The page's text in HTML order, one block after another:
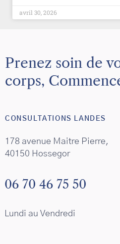
avril 30, 2026
Prenez soin de
corps,
CONSULTATIONS LANDES
178 avenue Maitre Pierre,
40150 Hossegor
06 70 46 75 50
Lundi au Vendredi